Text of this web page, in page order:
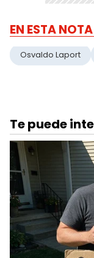
EN ESTA NOTA
Osvaldo Laport